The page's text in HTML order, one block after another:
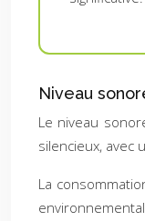
Niveau
Le niveau
silencieux, avec
La